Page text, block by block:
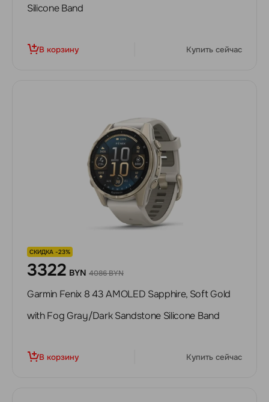
Silicone Band
В корзину Купить сейчас
СКИДКА -23%
3322 BYN 4086 BYN
Garmin Fenix 8 43 AMOLED Sapphire, Soft Gold
with Fog Gray/Dark Sandstone Silicone Band
В корзину Купить сейчас